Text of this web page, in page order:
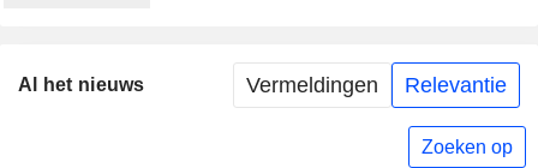
Al het nieuws Vermeldingen Relevantie
Zoeken op